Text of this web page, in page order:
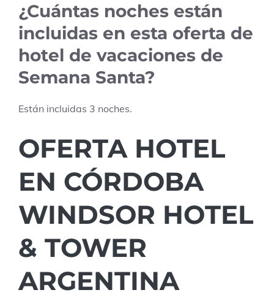
¿Cuántas noches están
incluidas en esta oferta de
hotel de vacaciones de
Semana Santa?
Están incluidas 3 noches.
OFERTA HOTEL
EN CÓRDOBA
WINDSOR HOTEL
& TOWER
ARGENTINA